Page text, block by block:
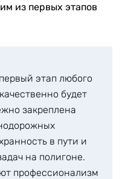
из первых этапов
этап любого
будет
закреплена
в пути и
на полигоне.
профессионализм